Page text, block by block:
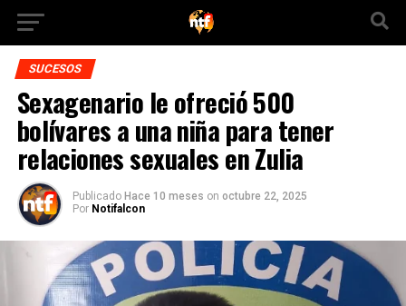
SUCESOS
Sexagenario le ofreció 500
bolívares a una niña para tener
relaciones sexuales en Zulia
Publicado Hace 10 meses on octubre 22, 2025
Por Notifalcon